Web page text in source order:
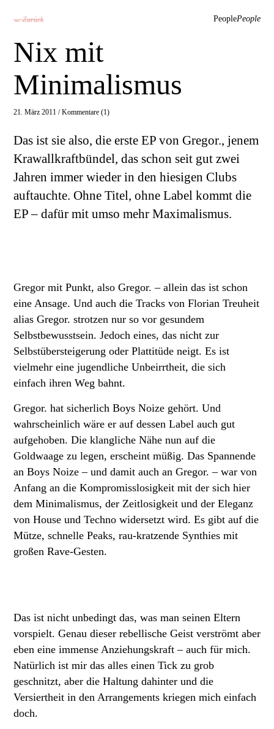
← Zurück PeoplePeople
Nix mit
Minimalismus
21. März 2011 /Kommentare (1)
Das ist sie also, die erste EP von Gregor., jenem
Krawallkraftbündel, das schon seit gut zwei
Jahren immer wieder in den hiesigen Clubs
auftauchte. Ohne Titel, ohne Label kommt die
EP – dafür mit umso mehr Maximalismus.
Gregor mit Punkt, also Gregor. – allein das ist schon
eine Ansage. Und auch die Tracks von Florian Treuheit
alias Gregor. strotzen nur so vor gesundem
Selbstbewusstsein. Jedoch eines, das nicht zur
Selbstübersteigerung oder Plattitüde neigt. Es ist
vielmehr eine jugendliche Unbeirrtheit, die sich
einfach ihren Weg bahnt.
Gregor. hat sicherlich Boys Noize gehört. Und
wahrscheinlich wäre er auf dessen Label auch gut
aufgehoben. Die klangliche Nähe nun auf die
Goldwaage zu legen, erscheint müßig. Das Spannende
an Boys Noize – und damit auch an Gregor. – war von
Anfang an die Kompromisslosigkeit mit der sich hier
dem Minimalismus, der Zeitlosigkeit und der Eleganz
von House und Techno widersetzt wird. Es gibt auf die
Mütze, schnelle Peaks, rau-kratzende Synthies mit
großen Rave-Gesten.
Das ist nicht unbedingt das, was man seinen Eltern
vorspielt. Genau dieser rebellische Geist verströmt aber
eben eine immense Anziehungskraft – auch für mich.
Natürlich ist mir das alles einen Tick zu grob
geschnitzt, aber die Haltung dahinter und die
Versiertheit in den Arrangements kriegen mich einfach
doch.